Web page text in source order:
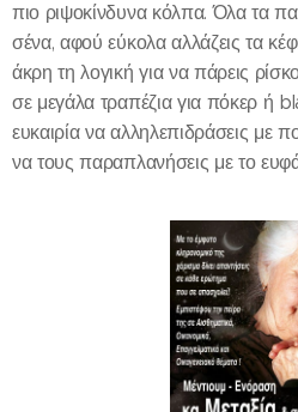
πιο ριψοκίνδυνα κόλπα. Όλα τα
σένα, αφού εύκολα αλλάζεις τα
άκρη τη λογική για να πάρεις
σε μεγάλα τραπέζια για πόκερ ή
ευκαιρία να αλληλεπιδράσεις με
να τους παραπλανήσεις με το